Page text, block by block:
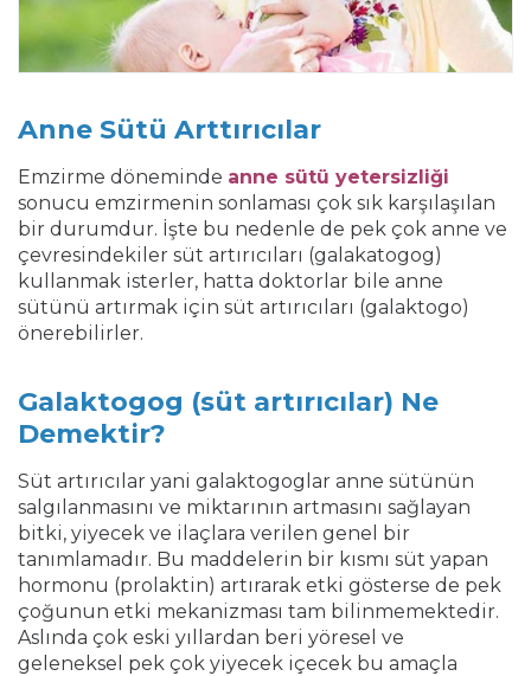
Anne Sütü Arttırıcılar
Emzirme döneminde anne sütü yetersizliği
sonucu emzirmenin sonlaması çok sık karşılaşılan
bir durumdur. İşte bu nedenle de pek çok anne ve
çevresindekiler süt artırıcıları (galakatogog)
kullanmak isterler, hatta doktorlar bile anne
sütünü artırmak için süt artırıcıları (galaktogo)
önerebilirler.
Galaktogog (süt artırıcılar) Ne
Demektir?
Süt artırıcılar yani galaktogoglar anne sütünün
salgılanmasını ve miktarının artmasını sağlayan
bitki, yiyecek ve ilaçlara verilen genel bir
tanımlamadır. Bu maddelerin bir kısmı süt yapan
hormonu (prolaktin) artırarak etki gösterse de pek
çoğunun etki mekanizması tam bilinmemektedir.
Aslında çok eski yıllardan beri yöresel ve
geleneksel pek çok yiyecek içecek bu amaçla